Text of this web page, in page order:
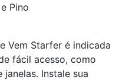
Pino
Vem Starfer é indicada
fácil acesso, como
Instale sua